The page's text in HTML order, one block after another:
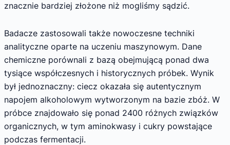
znacznie bardziej złożone niż mogliśmy sądzić.
Badacze zastosowali także nowoczesne techniki
analityczne oparte na uczeniu maszynowym. Dane
chemiczne porównali z bazą obejmującą ponad dwa
tysiące współczesnych i historycznych próbek. Wynik
był jednoznaczny: ciecz okazała się autentycznym
napojem alkoholowym wytworzonym na bazie zbóż. W
próbce znajdowało się ponad 2400 różnych związków
organicznych, w tym aminokwasy i cukry powstające
podczas fermentacji.